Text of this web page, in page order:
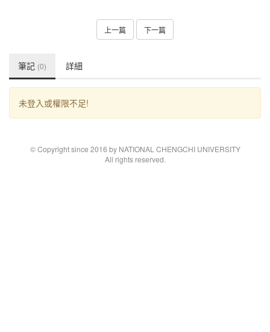
上一篇 下一篇
筆記 (0) 詳細
未登入或權限不足!
© Copyright since 2016 by NATIONAL CHENGCHI UNIVERSITY
All rights reserved.